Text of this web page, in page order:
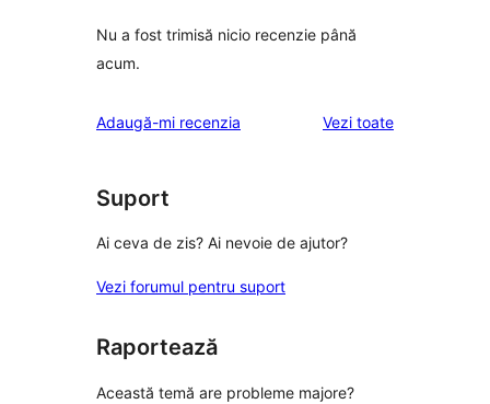
Nu a fost trimisă nicio recenzie până
acum.
Adaugă-mi recenzia Vezi toaterecenziile
Suport
Ai ceva de zis? Ai nevoie de ajutor?
Vezi forumul pentru suport
Raportează
Această temă are probleme majore?